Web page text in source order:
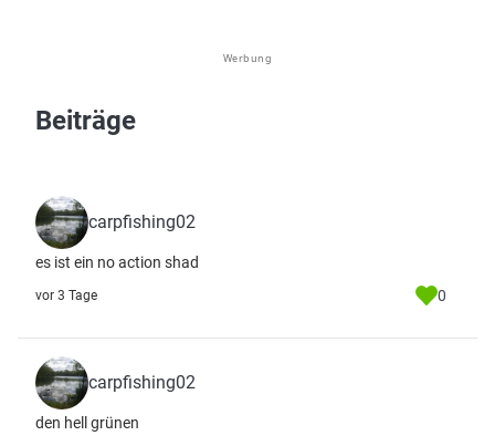
Werbung
Beiträge
carpfishing02
es ist ein no action shad
vor 3 Tage 0
carpfishing02
den hell grünen